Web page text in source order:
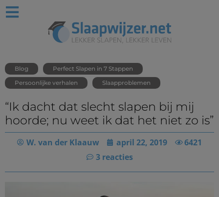
Blog
Perfect Slapen in 7 Stappen
Persoonlijke verhalen
Slaapproblemen
“Ik dacht dat slecht slapen bij mij
hoorde; nu weet ik dat het niet zo is”
W. van der Klaauw april 22, 2019
6421
3 reacties